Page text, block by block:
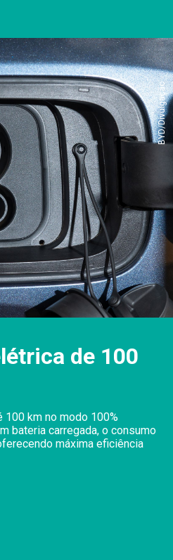
BYD/Divulgação
de 100
100 km no modo 100%
bateria carregada, o consumo
máxima eficiência